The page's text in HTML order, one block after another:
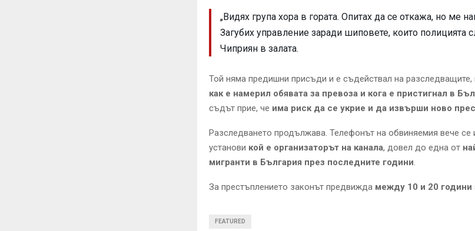
„Видях група хора в гората. Опитах да се откажа, но ме
Загубих управление заради шиповете, които полицията
Чиприян в залата.
Той няма предишни присъди и е съдействал на
как е намерил обявата за превоза и кога е пристигнал в
съдът прие, че има риск да се укрие и да извърши ново
Разследването продължава. Телефонът на обвиняемия вече се
установи кой е организаторът на канала, довел до една от
мигранти в България през последните години.
За престъплението законът предвижда между 10 и 20 години
FEATURED